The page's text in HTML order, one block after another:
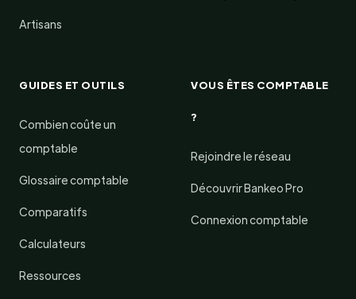
Artisans
GUIDES ET OUTILS
Combien coûte un
comptable
Glossaire comptable
Comparatifs
Calculateurs
Ressources
VOUS ÊTES COMPTABLE
?
Rejoindre le réseau
Découvrir Bankeo Pro
Connexion comptable